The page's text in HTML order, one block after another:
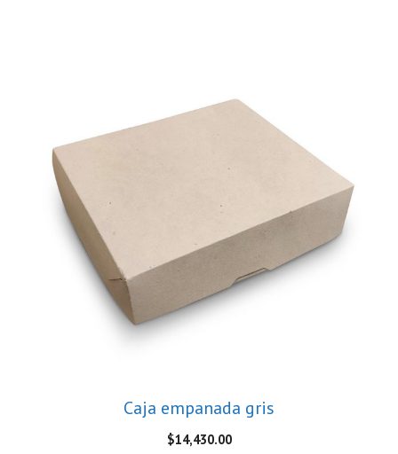
Caja empanada gris
$14,430.00